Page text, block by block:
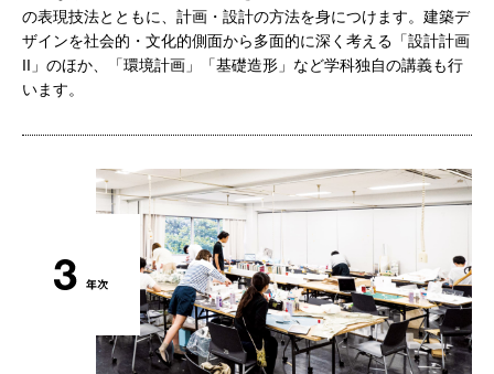
の表現技法とともに、計画・設計の方法を身につけます。建築デ
ザインを社会的・文化的側面から多面的に深く考える「設計計画
II」のほか、「環境計画」「基礎造形」など学科独自の講義も行
います。